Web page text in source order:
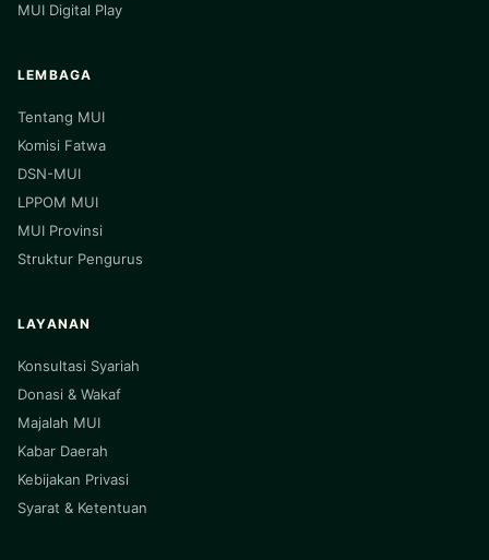
MUI Digital Play
LEMBAGA
Tentang MUI
Komisi Fatwa
DSN-MUI
LPPOM MUI
MUI Provinsi
Struktur Pengurus
LAYANAN
Konsultasi Syariah
Donasi & Wakaf
Majalah MUI
Kabar Daerah
Kebijakan Privasi
Syarat & Ketentuan